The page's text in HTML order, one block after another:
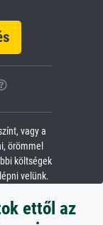
vagy a
örömmel
költségek
velünk.
ettől az